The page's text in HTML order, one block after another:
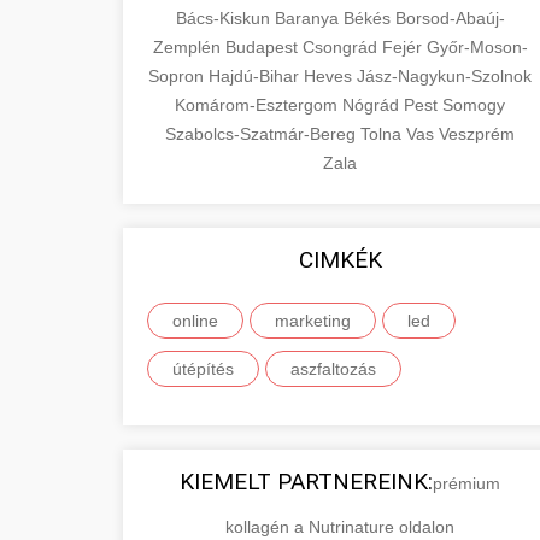
Bács-Kiskun Baranya Békés Borsod-Abaúj-
Zemplén Budapest Csongrád Fejér Győr-Moson-
Sopron Hajdú-Bihar Heves Jász-Nagykun-Szolnok
Komárom-Esztergom Nógrád Pest Somogy
Szabolcs-Szatmár-Bereg Tolna Vas Veszprém
Zala
CIMKÉK
online marketing led
útépítés aszfaltozás
KIEMELT PARTNEREINK:prémium
kollagén a Nutrinature oldalon